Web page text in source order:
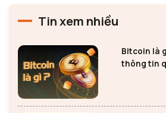
Tin xem nhiều
Bitcoin là
thông tin